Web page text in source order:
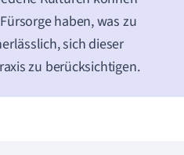
haben, was zu
sich dieser
zu berücksichtigen.